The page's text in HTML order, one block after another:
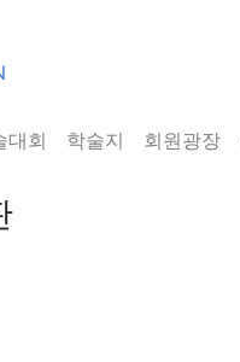
대회 학술지 회원광장